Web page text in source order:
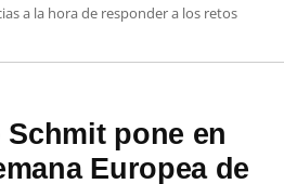
a la hora de responder a los retos
pone en
Europea de